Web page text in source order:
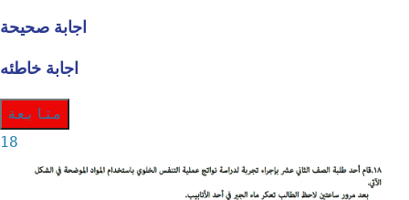
اجابة صحيحة
اجابة خاطئه
متابعة
18